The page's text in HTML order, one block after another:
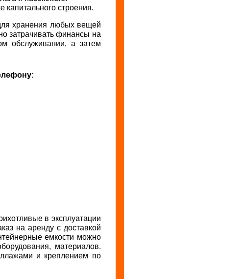
строения.
хранения любых вещей
затрачивать финансы на
обслуживании, а затем
в эксплуатации
на аренду с доставкой
емкости можно
материалов.
и креплением по